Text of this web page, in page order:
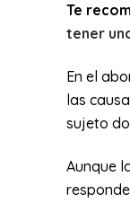
Te
tener
En el
las
sujeto
Aunque